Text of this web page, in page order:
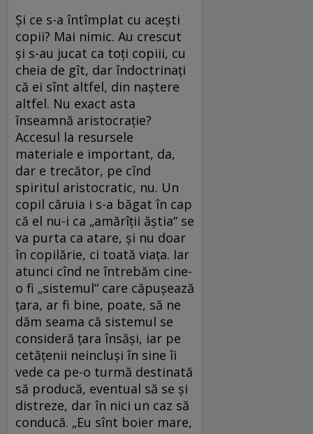
Și ce s-a întîmplat cu acești
copii? Mai nimic. Au crescut
și s-au jucat ca toți copiii, cu
cheia de gît, dar îndoctrinați
că ei sînt altfel, din naștere
altfel. Nu exact asta
înseamnă aristocrație?
Accesul la resursele
materiale e important, da,
dar e trecător, pe cînd
spiritul aristocratic, nu. Un
copil căruia i s-a băgat în cap
că el nu-i ca „amărîții ăștia“ se
va purta ca atare, și nu doar
în copilărie, ci toată viața. Iar
atunci cînd ne întrebăm cine-
o fi „sistemul“ care căpușează
țara, ar fi bine, poate, să ne
dăm seama că sistemul se
consideră țara însăși, iar pe
cetățenii neincluși în sine îi
vede ca pe-o turmă destinată
să producă, eventual să se și
distreze, dar în nici un caz să
conducă. „Eu sînt boier mare,